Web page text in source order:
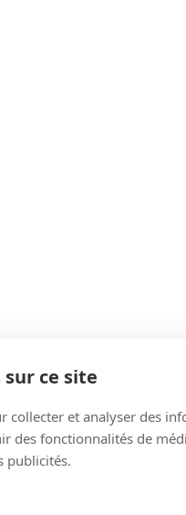
sur ce site
collecter et analyser des
des fonctionnalités de
publicités.